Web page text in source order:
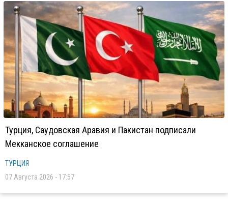
Турция, Саудовская Аравия и Пакистан подписали
Мекканское соглашение
ТУРЦИЯ
07 Августа 2026 - 17:57